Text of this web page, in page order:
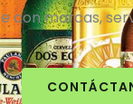
marcas,